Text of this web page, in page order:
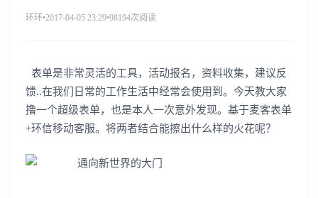
环环•2017-04-05 23:29•98194次阅读
表单是非常灵活的工具，活动报名，资料收集，建议反
馈..在我们日常的工作生活中经常会使用到。今天教大家
撸一个超级表单，也是本人一次意外发现。基于麦客表单
+环信移动客服。将两者结合能擦出什么样的火花呢？